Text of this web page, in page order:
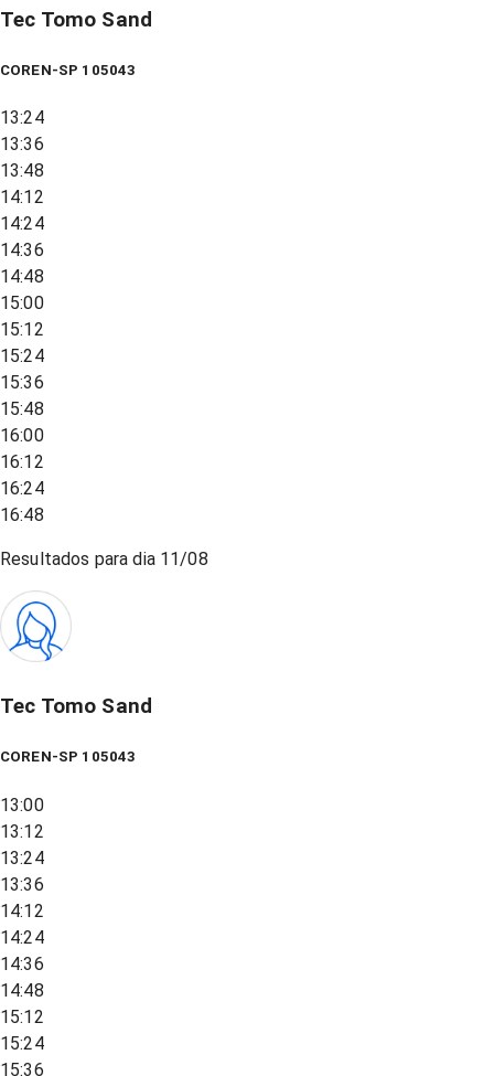
Tec Tomo Sand
COREN-SP 105043
13:24
13:36
13:48
14:12
14:24
14:36
14:48
15:00
15:12
15:24
15:36
15:48
16:00
16:12
16:24
16:48
Resultados para dia 11/08
Tec Tomo Sand
COREN-SP 105043
13:00
13:12
13:24
13:36
14:12
14:24
14:36
14:48
15:12
15:24
15:36